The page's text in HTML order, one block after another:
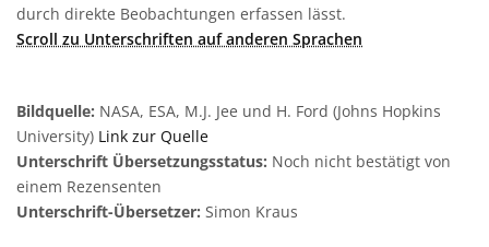
durch direkte Beobachtungen erfassen lässt.
Scroll zu Unterschriften auf anderen Sprachen
Bildquelle: NASA, ESA, M.J. Jee und H. Ford (Johns Hopkins
University) Link zur Quelle
Unterschrift Übersetzungsstatus: Noch nicht bestätigt von
einem Rezensenten
Unterschrift-Übersetzer: Simon Kraus